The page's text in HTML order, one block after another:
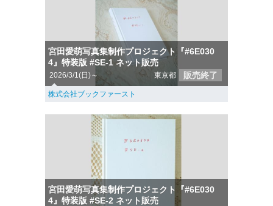
宮田愛萌写真集制作プロジェクト『#6E030
4』特装版 #SE-1 ネット販売
2026/3/1(日)～ 東京都 販売終了
株式会社ブックファースト
宮田愛萌写真集制作プロジェクト『#6E030
4』特装版 #SE-2 ネット販売